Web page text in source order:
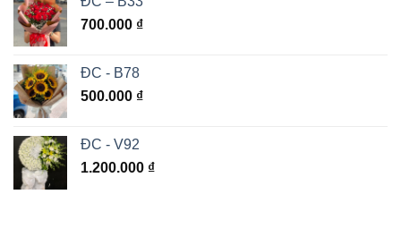
700.000 ₫
ĐC - B78
500.000 ₫
ĐC - V92
1.200.000 ₫